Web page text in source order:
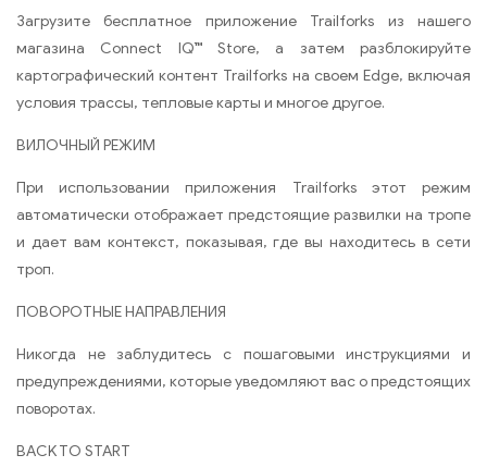
Загрузите бесплатное приложение Trailforks из нашего
магазина Connect IQ™ Store, а затем разблокируйте
картографический контент Trailforks на своем Edge, включая
условия трассы, тепловые карты и многое другое.
ВИЛОЧНЫЙ РЕЖИМ
При использовании приложения Trailforks этот режим
автоматически отображает предстоящие развилки на тропе
и дает вам контекст, показывая, где вы находитесь в сети
троп.
ПОВОРОТНЫЕ НАПРАВЛЕНИЯ
Никогда не заблудитесь с пошаговыми инструкциями и
предупреждениями, которые уведомляют вас о предстоящих
поворотах.
BACK TO START